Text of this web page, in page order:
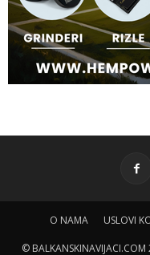
O NAMA USLOVI
©